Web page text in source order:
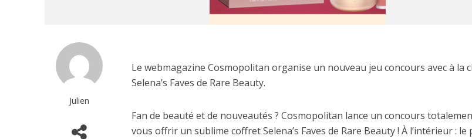
Julien
Le webmagazine Cosmopolitan organise un nouveau jeu concours avec à la
Selena’s Faves de Rare Beauty.
Fan de beauté et de nouveautés ? Cosmopolitan lance un concours
vous offrir un sublime coffret Selena’s Faves de Rare Beauty ! À l’intérieur : le